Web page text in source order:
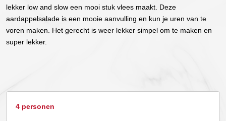
lekker low and slow een mooi stuk vlees maakt. Deze
aardappelsalade is een mooie aanvulling en kun je uren van te
voren maken. Het gerecht is weer lekker simpel om te maken en
super lekker.
4 personen